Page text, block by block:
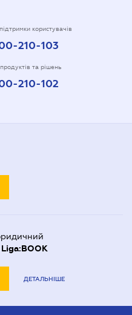
користувачів
210-103
та рішень
210-102
Liga:BOOK
ДЕТАЛЬНІШЕ